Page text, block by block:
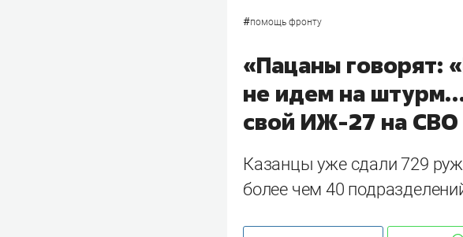
#помощь фронту
«Пацаны говорят:
не идем на
свой ИЖ-27 на СВО
Казанцы уже сдали 729
более чем 40